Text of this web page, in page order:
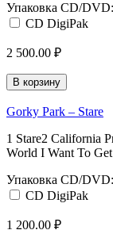
Упаковка CD/DVD:
CD DigiPak
2 500.00 ₽
В корзину
Gorky Park – Stare
1 Stare2 California
World I Want To
Упаковка CD/DVD:
CD DigiPak
1 200.00 ₽